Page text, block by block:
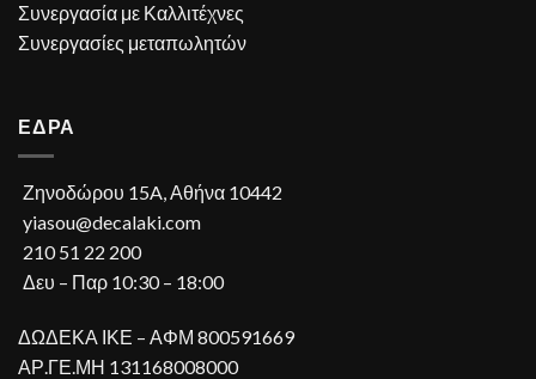
Συνεργασία με Καλλιτέχνες
Συνεργασίες μεταπωλητών
ΕΔΡΑ
Ζηνοδώρου 15A, Αθήνα 10442
yiasou@decalaki.com
210 51 22 200
Δευ – Παρ 10:30 – 18:00
ΔΩΔΕΚΑ ΙΚΕ – ΑΦΜ 800591669
ΑΡ.ΓΕ.ΜΗ 131168008000